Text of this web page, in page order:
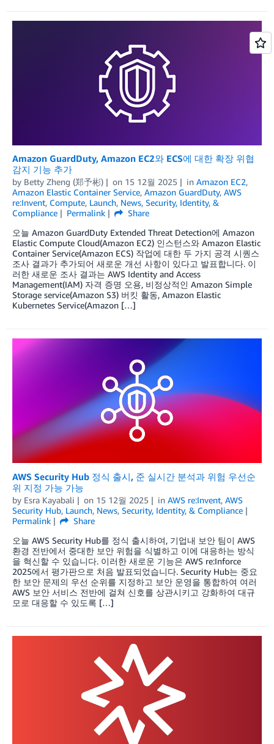
Amazon GuardDuty, Amazon EC2와 ECS에 대한 확장 위협
감지 기능 추가
by Betty Zheng (郑予彬) on 15 12월 2025 in Amazon EC2,
Amazon Elastic Container Service, Amazon GuardDuty, AWS
re:Invent, Compute, Launch, News, Security, Identity, &
Compliance
Permalink
Share
오늘 Amazon GuardDuty Extended Threat Detection에 Amazon
Elastic Compute Cloud(Amazon EC2) 인스턴스와 Amazon Elastic
Container Service(Amazon ECS) 작업에 대한 두 가지 공격 시퀀스
조사 결과가 추가되어 새로운 개선 사항이 있다고 발표합니다. 이
러한 새로운 조사 결과는 AWS Identity and Access
Management(IAM) 자격 증명 오용, 비정상적인 Amazon Simple
Storage service(Amazon S3) 버킷 활동, Amazon Elastic
Kubernetes Service(Amazon […]
AWS Security Hub 정식 출시, 준 실시간 분석과 위험 우선순
위 지정 가능 가능
by Esra Kayabali on 15 12월 2025 in AWS re:Invent, AWS
Security Hub, Launch, News, Security, Identity, & Compliance
Permalink
Share
오늘 AWS Security Hub를 정식 출시하여, 기업내 보안 팀이 AWS
환경 전반에서 중대한 보안 위험을 식별하고 이에 대응하는 방식
을 혁신할 수 있습니다. 이러한 새로운 기능은 AWS re:Inforce
2025에서 평가판으로 처음 발표되었습니다. Security Hub는 중요
한 보안 문제의 우선 순위를 지정하고 보안 운영을 통합하여 여러
AWS 보안 서비스 전반에 걸쳐 신호를 상관시키고 강화하여 대규
모로 대응할 수 있도록 […]